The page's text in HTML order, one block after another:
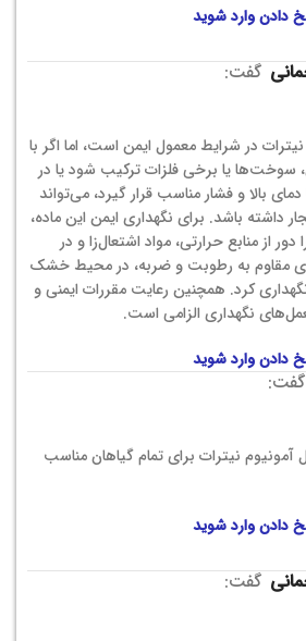
دادن وارد شوید
گفت:
در شرایط معمول ایمن است، اما اگر با
سوخت‌ها یا برخی فلزات ترکیب شود یا در
بالا و فشار مناسب قرار گیرد، می‌تواند
داشته باشد. برای نگهداری ایمن این ماده،
دور از منابع حرارتی، مواد اشتعال‌زا و در
مقاوم به رطوبت و ضربه، در محیط خشک
کرد. همچنین رعایت مقررات ایمنی و
نگهداری الزامی است.
دادن وارد شوید
گفت:
آمونیوم نیترات برای تمام گیاهان مناسب
دادن وارد شوید
گفت: